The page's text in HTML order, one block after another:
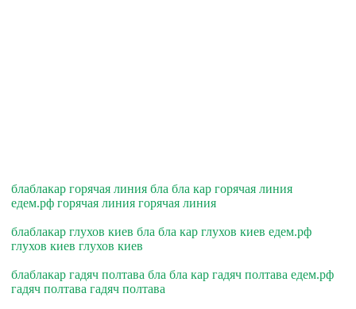
блаблакар горячая линия бла бла кар горячая линия
едем.рф горячая линия горячая линия
блаблакар глухов киев бла бла кар глухов киев едем.рф
глухов киев глухов киев
блаблакар гадяч полтава бла бла кар гадяч полтава едем.рф
гадяч полтава гадяч полтава